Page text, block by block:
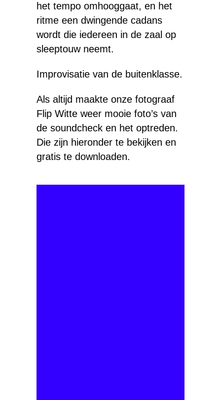
het tempo omhooggaat, en het
ritme een dwingende cadans
wordt die iedereen in de zaal op
sleeptouw neemt.
Improvisatie van de buitenklasse.
Als altijd maakte onze fotograaf
Flip Witte weer mooie foto’s van
de soundcheck en het optreden.
Die zijn hieronder te bekijken en
gratis te downloaden.